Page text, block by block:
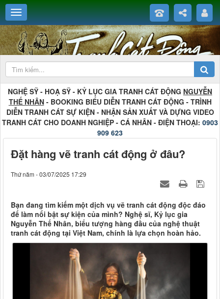
NGHỆ SỸ - HOẠ SỸ - KỶ LỤC GIA TRANH CÁT ĐỘNG NGUYỄN
THẾ NHÂN- BOOKING BIỂU DIỄN TRANH CÁT ĐỘNG - TRÌNH
DIỄN TRANH CÁT SỰ KIỆN - NHẬN SẢN XUẤT VÀ DỰNG VIDEO
TRANH CÁT CHO DOANH NGHIỆP - CÁ NHÂN - ĐIỆN THOẠI: 0903
909 623
Đặt hàng vẽ tranh cát động ở đâu?
Thứ năm - 03/07/2025 17:29
Bạn đang tìm kiếm một dịch vụ vẽ tranh cát động độc đáo
để làm nổi bật sự kiện của mình? Nghệ sĩ, Kỷ lục gia
Nguyễn Thế Nhân, biểu tượng hàng đầu của nghệ thuật
tranh cát động tại Việt Nam, chính là lựa chọn hoàn hảo.